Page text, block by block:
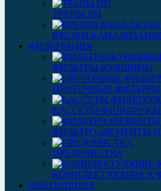
ТРАПЫ ПП
ВРЕЗКИ
ФИЛЬТРАЦИЯ
ФИЛЬТРЫ-КУВШИНЫ
ПРОТОЧНЫЕ ФИЛЬТРЫ
КАССЕТЫ
ФИЛЬТРОЭЛЕМЕНТЫ
ПРЕДОЧИСТКА
КОМПЛЕКТУЮЩИЕ К
ВЕНТИЛЯЦИЯ